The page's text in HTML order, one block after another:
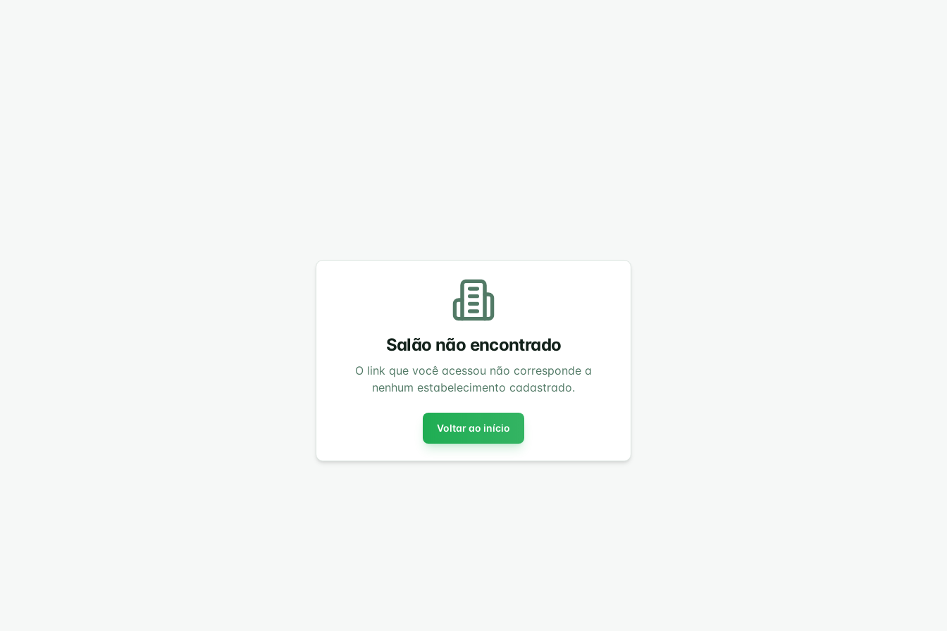
Salão não encontrado
O link que você acessou não corresponde a
nenhum estabelecimento cadastrado.
Voltar ao início